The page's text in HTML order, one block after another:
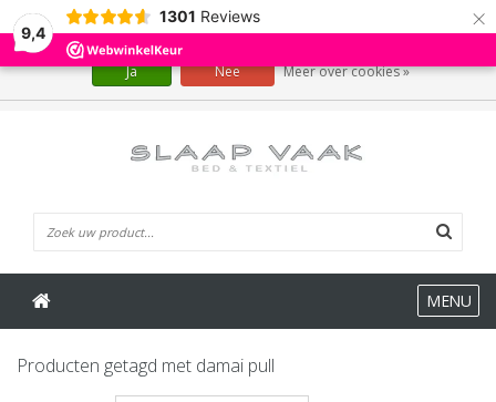
9,4
1301 Reviews ×
MENU
Producten getagd met damai pull
Wij slaan cookies op om onze website te verbeteren. Is dat akkoord?
Ja Nee Meer over cookies »